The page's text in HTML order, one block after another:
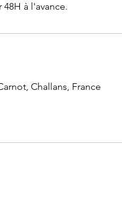
à l'avance.
Challans, France